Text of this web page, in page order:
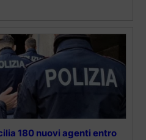
180 nuovi agenti entro